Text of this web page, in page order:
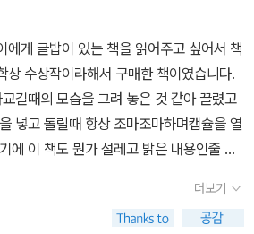
아이가 희수에게 등 여러 방향으로 쓸 수
장 큰 목적이 공감과 이해라면, 그것으로
복해지길 바라는 거라면, 이 책은 그 몫을
아닌 따뜻한 봄날의 슬픔. 안 슬플 수는
게.
람이 오늘도 시원하게 불어왔어.'
다려준다.환상으로 나타난 부모는 희수가
들을 내주었고 희수에게 마지막으로 사랑
앞으로 잘 살아야한다는 말을 한다. 부모
이가 건강한 삶을 살아가는 것이 훨씬 더
처의 깊이보다 중요한 것은 상처를 회복하
충분한 시간과 주변의 도움, 그리고 본인
다면 분명히 회복된다. 이 동화는 부모 잃
슬픈지 호소하기 위한 이야기가 아니
때 그건 너의 잘못이 아니니 괜찮다고, 언
에게 글밥이 있는 책을 읽어주고 싶어서 책
상 수상작이라해서 구매한 책이였습니다.
길때의 모습을 그려 놓은 것 같아 끌렸고
넣고 돌릴때 항상 조마조마하며캡슐을 열
에 이 책도 뭔가 설레고 밝은 내용인줄 알
꾹꾹 참았는지 모르겠습니다.책을 읽으
생각에 더 그랬던것 같습니다.사랑하는
더보기